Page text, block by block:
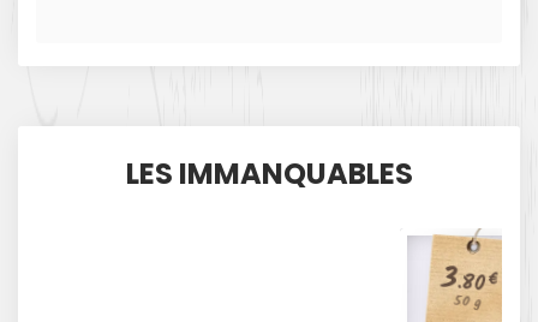
LES IMMANQUABLES
3.80€
50 g